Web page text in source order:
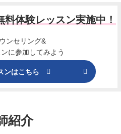
料体験レッスン実施中！
ンセリング&
に参加してみよう
ンはこちら
紹介